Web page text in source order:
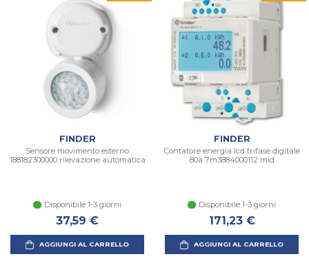
FINDER
Sensore movimento esterno
188182300000 rilevazione automatica
Disponibile 1-3 giorni
37,59 €
AGGIUNGI AL CARRELLO
FINDER
Contatore energia lcd trifase digitale
80a 7m3884000112 mid
Disponibile 1-3 giorni
171,23 €
AGGIUNGI AL CARRELLO